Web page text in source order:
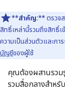
**สำคัญ:**ตรวจ
สิทธิ์เหล่านี้รวมถึงสิทธิ์เ
ความเป็นส่วนตัวและกา
บัญชีของผู้ใช้
คุณต้องผสานรวม
รวมสื่อกลางสำหรั